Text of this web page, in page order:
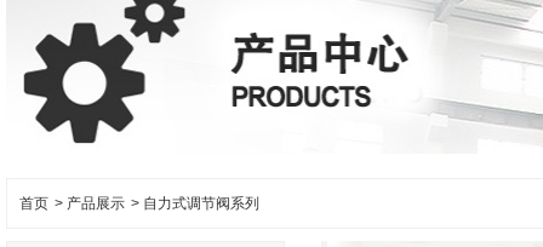
首页 > 产品展示 > 自力式调节阀系列